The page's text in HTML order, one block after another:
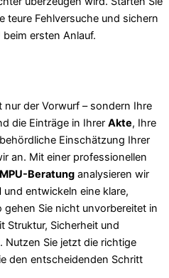
teure Fehlversuche und sichern
ersten Anlauf.
der Vorwurf – sondern Ihre
die Einträge in Ihrer Akte, Ihre
Einschätzung Ihrer
an. Mit einer professionellen
MPU-Beratung analysieren wir
und entwickeln eine klare,
Sie nicht unvorbereitet in
Struktur, Sicherheit und
. Nutzen Sie jetzt die richtige
den entscheidenden Schritt